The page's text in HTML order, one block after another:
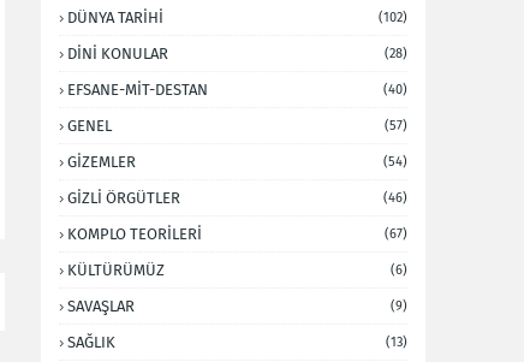
DÜNYA TARİHİ (102)
DİNİ KONULAR (28)
EFSANE-MİT-DESTAN (40)
GENEL (57)
GİZEMLER (54)
GİZLİ ÖRGÜTLER (46)
KOMPLO TEORİLERİ (67)
KÜLTÜRÜMÜZ (6)
SAVAŞLAR (9)
SAĞLIK (13)